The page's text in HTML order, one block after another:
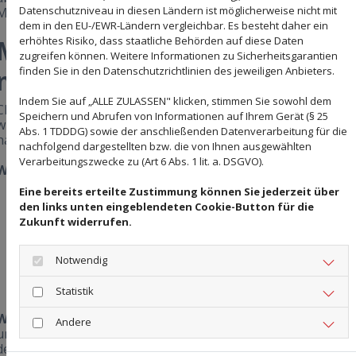
3: “Chlorbleiche
alles sauber”
Reiniger mögen auf den ersten Blick effektiv
doch der Einsatz kann schwerwiegende Folgen
es schadet:
Aggressive Bleichmittel zerstören die natürliche Patina
von Naturstein
Verfärbungen und Fleckenbildung auf vielen
Materialien
Schädigung der Imprägnierung und Schutzschichten
Umweltbelastung durch toxische Chemikalien
wirklich hilft:
Bei Ceramica Modena setzen wir auf
und materialverträgliche Spezialreiniger, die wir auf
jeweiligen Terrassenbelag abstimmen – für eine
Datenschutzniveau in diesen Ländern ist möglicherweise nicht mit
dem in den EU-/EWR-Ländern vergleichbar. Es besteht daher ein
erhöhtes Risiko, dass staatliche Behörden auf diese Daten
zugreifen können. Weitere Informationen zu Sicherheitsgarantien
finden Sie in den Datenschutzrichtlinien des jeweiligen Anbieters.
Indem Sie auf „ALLE ZULASSEN" klicken, stimmen Sie sowohl dem
Speichern und Abrufen von Informationen auf Ihrem Gerät (§ 25
Abs. 1 TDDDG) sowie der anschließenden Datenverarbeitung für die
nachfolgend dargestellten bzw. die von Ihnen ausgewählten
Verarbeitungszwecke zu (Art 6 Abs. 1 lit. a. DSGVO).
Eine bereits erteilte Zustimmung können Sie jederzeit über
den links unten eingeblendeten Cookie-Button für die
Zukunft widerrufen.
Notwendig
Statistik
Andere